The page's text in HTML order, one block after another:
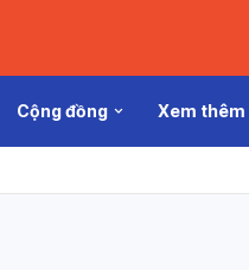
Cộng đồng Xem thêm